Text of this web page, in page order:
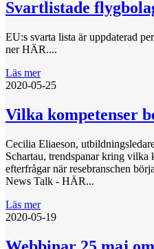
Svartlistade
EU:s svarta lista är uppdaterad
ner HÄR....
Läs mer
2020-05-25
Vilka kompetenser
Cecilia Eliaeson,
Schartau, trendspanar kring vilka
efterfrågar när resebranschen
News Talk - HÄR...
Läs mer
2020-05-19